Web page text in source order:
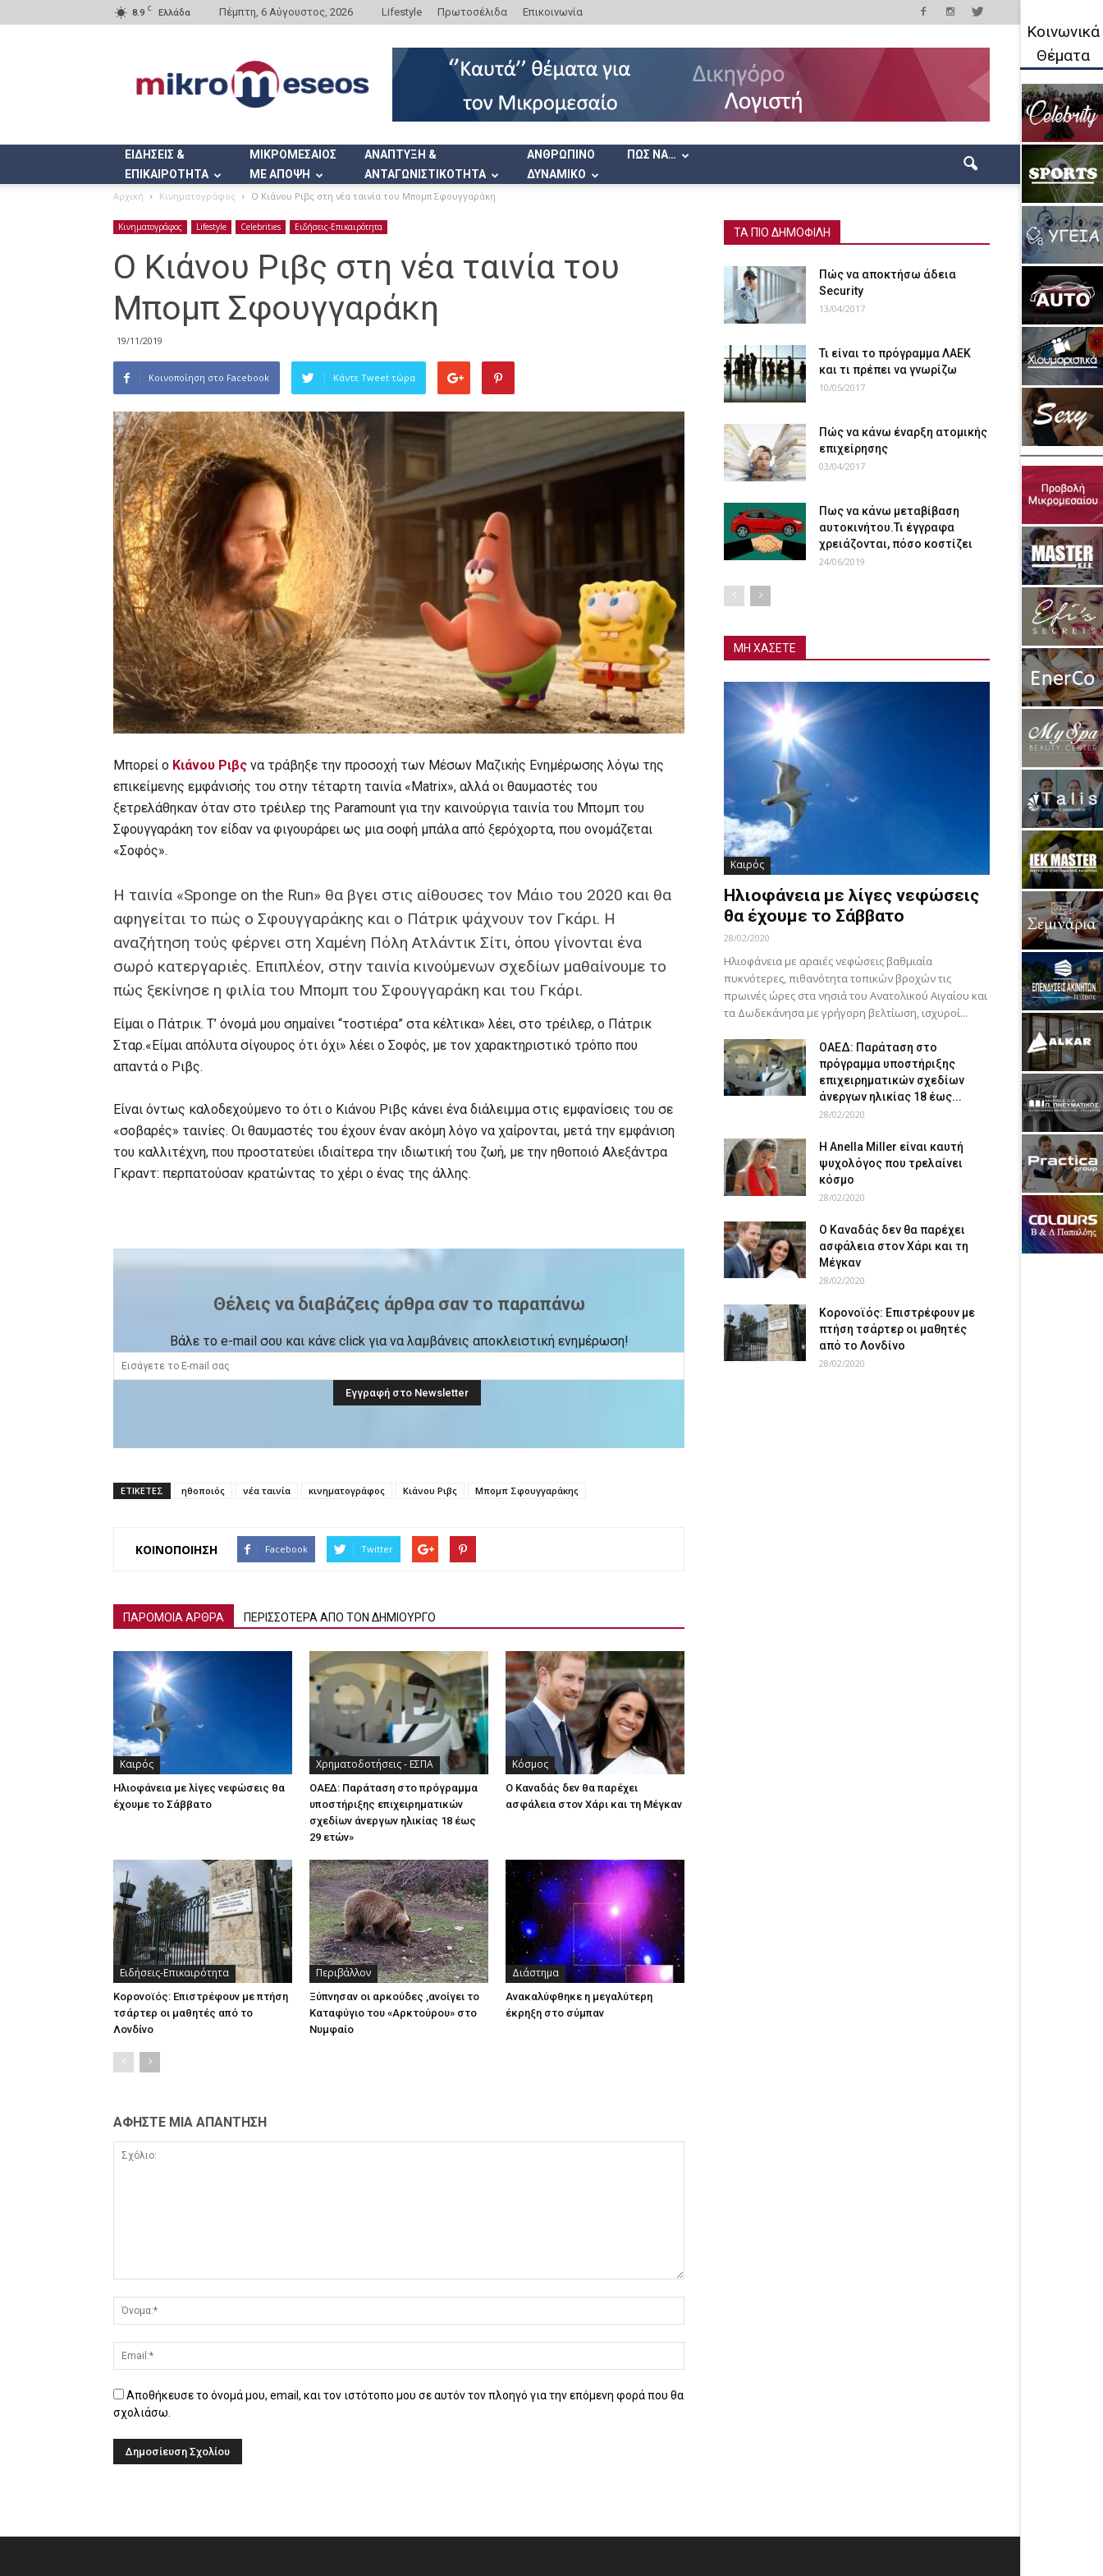
8.9 C Ελλάδα Πέμπτη, 6 Αύγουστος, 2026 Lifestyle Πρωτοσέλιδα Επικοινωνία
ΕΙΔΗΣΕΙΣ &
ΕΠΙΚΑΙΡΟΤΗΤΑ
ΜΙΚΡΟΜΕΣΑΙΟΣ
ΜΕ ΑΠΟΨΗ
ΑΝΑΠΤΥΞΗ &
ΑΝΤΑΓΩΝΙΣΤΙΚΟΤΗΤΑ
ΑΝΘΡΩΠΙΝΟ
ΔΥΝΑΜΙΚΟ
ΠΩΣ ΝΑ…
Αρχική Κινηματογράφος Ο Κιάνου Ριβς στη νέα ταινία του Μπομπ Σφουγγαράκη
Κινηματογράφος Lifestyle Celebrities Ειδήσεις-Επικαιρότητα
Ο Κιάνου Ριβς στη νέα ταινία του
Μπομπ Σφουγγαράκη
19/11/2019
Κοινοποίηση στο Facebook Κάντε Tweet τώρα
Μπορεί ο Κιάνου Ριβς να τράβηξε την προσοχή των Μέσων Μαζικής Ενημέρωσης λόγω της
επικείμενης εμφάνισής του στην τέταρτη ταινία «Matrix», αλλά οι θαυμαστές του
ξετρελάθηκαν όταν στο τρέιλερ της Paramount για την καινούργια ταινία του Μπομπ του
Σφουγγαράκη τον είδαν να φιγουράρει ως μια σοφή μπάλα από ξερόχορτα, που ονομάζεται
«Σοφός».
Η ταινία «Sponge on the Run» θα βγει στις αίθουσες τον Μάιο του 2020 και θα
αφηγείται το πώς ο Σφουγγαράκης και ο Πάτρικ ψάχνουν τον Γκάρι. Η
αναζήτηση τούς φέρνει στη Χαμένη Πόλη Ατλάντικ Σίτι, όπου γίνονται ένα
σωρό κατεργαριές. Επιπλέον, στην ταινία κινούμενων σχεδίων μαθαίνουμε το
πώς ξεκίνησε η φιλία του Μπομπ του Σφουγγαράκη και του Γκάρι.
Είμαι ο Πάτρικ. Τ’ όνομά μου σημαίνει “τοστιέρα” στα κέλτικα» λέει, στο τρέιλερ, ο Πάτρικ
Σταρ.«Είμαι απόλυτα σίγουρος ότι όχι» λέει ο Σοφός, με τον χαρακτηριστικό τρόπο που
απαντά ο Ριβς.
Είναι όντως καλοδεχούμενο το ότι ο Κιάνου Ριβς κάνει ένα διάλειμμα στις εμφανίσεις του σε
«σοβαρές» ταινίες. Οι θαυμαστές του έχουν έναν ακόμη λόγο να χαίρονται, μετά την εμφάνιση
του καλλιτέχνη, που προστατεύει ιδιαίτερα την ιδιωτική του ζωή, με την ηθοποιό Αλεξάντρα
Γκραντ: περπατούσαν κρατώντας το χέρι ο ένας της άλλης.
Θέλεις να διαβάζεις άρθρα σαν το παραπάνω
Βάλε το e-mail σου και κάνε click για να λαμβάνεις αποκλειστική ενημέρωση!
ΕΤΙΚΕΤΕΣ ηθοποιός νέα ταινία κινηματογράφος Κιάνου Ριβς Μπομπ Σφουγγαράκης
ΚΟΙΝΟΠΟΙΗΣΗ Facebook Twitter
ΠΑΡΟΜΟΙΑ ΑΡΘΡΑ ΠΕΡΙΣΣΟΤΕΡΑ ΑΠΟ ΤΟΝ ΔΗΜΙΟΥΡΓΟ
Καιρός
Ηλιοφάνεια με λίγες νεφώσεις θα
έχουμε το Σάββατο
Χρηματοδοτήσεις - ΕΣΠΑ
ΟΑΕΔ: Παράταση στο πρόγραμμα
υποστήριξης επιχειρηματικών
σχεδίων άνεργων ηλικίας 18 έως
29 ετών»
Κόσμος
Ο Καναδάς δεν θα παρέχει
ασφάλεια στον Χάρι και τη Μέγκαν
Ειδήσεις-Επικαιρότητα
Κορονοϊός: Επιστρέφουν με πτήση
τσάρτερ οι μαθητές από το
Λονδίνο
Περιβάλλον
Ξύπνησαν οι αρκούδες ,ανοίγει το
Καταφύγιο του «Αρκτούρου» στο
Νυμφαίο
Διάστημα
Ανακαλύφθηκε η μεγαλύτερη
έκρηξη στο σύμπαν
ΑΦΗΣΤΕ ΜΙΑ ΑΠΑΝΤΗΣΗ
Αποθήκευσε το όνομά μου, email, και τον ιστότοπο μου σε αυτόν τον πλοηγό για την επόμενη φορά που θα
σχολιάσω.
ΤΑ ΠΙΟ ΔΗΜΟΦΙΛΗ
Πώς να αποκτήσω άδεια
Security
13/04/2017
Τι είναι το πρόγραμμα ΛΑΕΚ
και τι πρέπει να γνωρίζω
10/05/2017
Πώς να κάνω έναρξη ατομικής
επιχείρησης
03/04/2017
Πως να κάνω μεταβίβαση
αυτοκινήτου.Τι έγγραφα
χρειάζονται, πόσο κοστίζει
24/06/2019
ΜΗ ΧΑΣΕΤΕ
Καιρός
Ηλιοφάνεια με λίγες νεφώσεις
θα έχουμε το Σάββατο
28/02/2020
Ηλιοφάνεια με αραιές νεφώσεις βαθμιαία
πυκνότερες, πιθανότητα τοπικών βροχών τις
πρωινές ώρες στα νησιά του Ανατολικού Αιγαίου και
τα Δωδεκάνησα με γρήγορη βελτίωση, ισχυροί...
ΟΑΕΔ: Παράταση στο
πρόγραμμα υποστήριξης
επιχειρηματικών σχεδίων
άνεργων ηλικίας 18 έως...
28/02/2020
Η Anella Miller είναι καυτή
ψυχολόγος που τρελαίνει
κόσμο
28/02/2020
Ο Καναδάς δεν θα παρέχει
ασφάλεια στον Χάρι και τη
Μέγκαν
28/02/2020
Κορονοϊός: Επιστρέφουν με
πτήση τσάρτερ οι μαθητές
από το Λονδίνο
28/02/2020
Κοινωνικά
Θέματα